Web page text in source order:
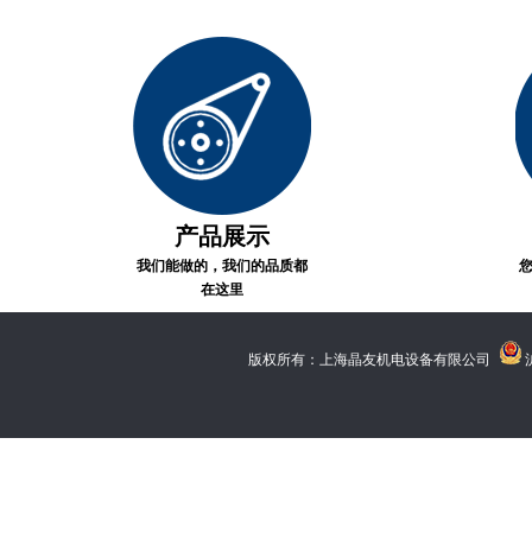
产品展示
我们能做的，我们的品质都
在这里
版权所有：上海晶友机电设备有限公司